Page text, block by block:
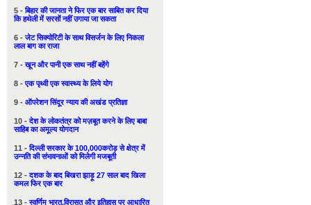
5 -बिहार की जानता ने फिर एक बार साबित कर दिया
कि हथेली में सरसों नहीं उगाया जा सकता
6 -जेट सिक्योरिटी के साथ विसर्जन के लिए निकला
लाल बाग का राजा
7 -खून और पानी एक साथ नहीं बहेंगे
8 -एक पृथ्वी एक स्वास्थ्य के लिये योग
9 - ऑपरेशन सिंदूर न्याय की अखंड प्रतिज्ञा
10 -देश के लोकतंत्र को मज़बूत करने के लिए बाबा
साहिब का अमूल्य योगदान
11 -दिल्ली सरकार के 100,000करोड़ से क्षेत्र में
उन्नति की संभावनाओं को मिलेगी मजबूती
12 -दशक के बाद बिखरा झाड़ू 27 साल बाद खिला
कमल फिर एक बार
13 -स्वर्णिम भारत,विरासत और इतिहास पर आधारित